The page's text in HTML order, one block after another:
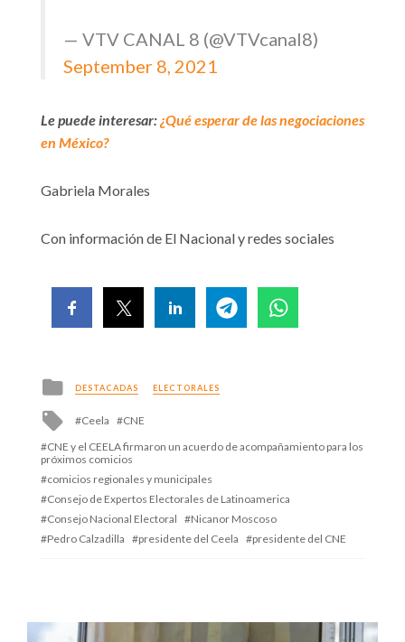
— VTV CANAL 8 (@VTVcanal8)
September 8, 2021
Le puede interesar:¿Qué esperar de las negociaciones
en México?
Gabriela Morales
Con información de El Nacional y redes sociales
Posted
in
DESTACADAS ELECTORALES
Tagged
Ceela
CNE
CNE y el CEELA firmaron un acuerdo de acompañamiento para los
próximos comicios
comicios regionales y municipales
Consejo de Expertos Electorales de Latinoamerica
Consejo Nacional Electoral
Nicanor Moscoso
Pedro Calzadilla
presidente del Ceela presidente del CNE